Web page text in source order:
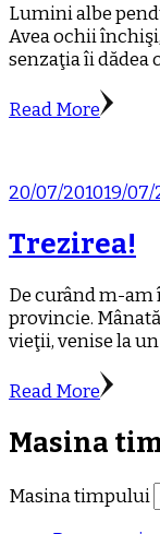
Lumini albe
Avea ochii
senzaţia îi dădea
Read More
20/07/201019/07/
Trezirea!
De curând m-am
provincie.
vieţii, venise la
Read More
Masina
Masina timpului